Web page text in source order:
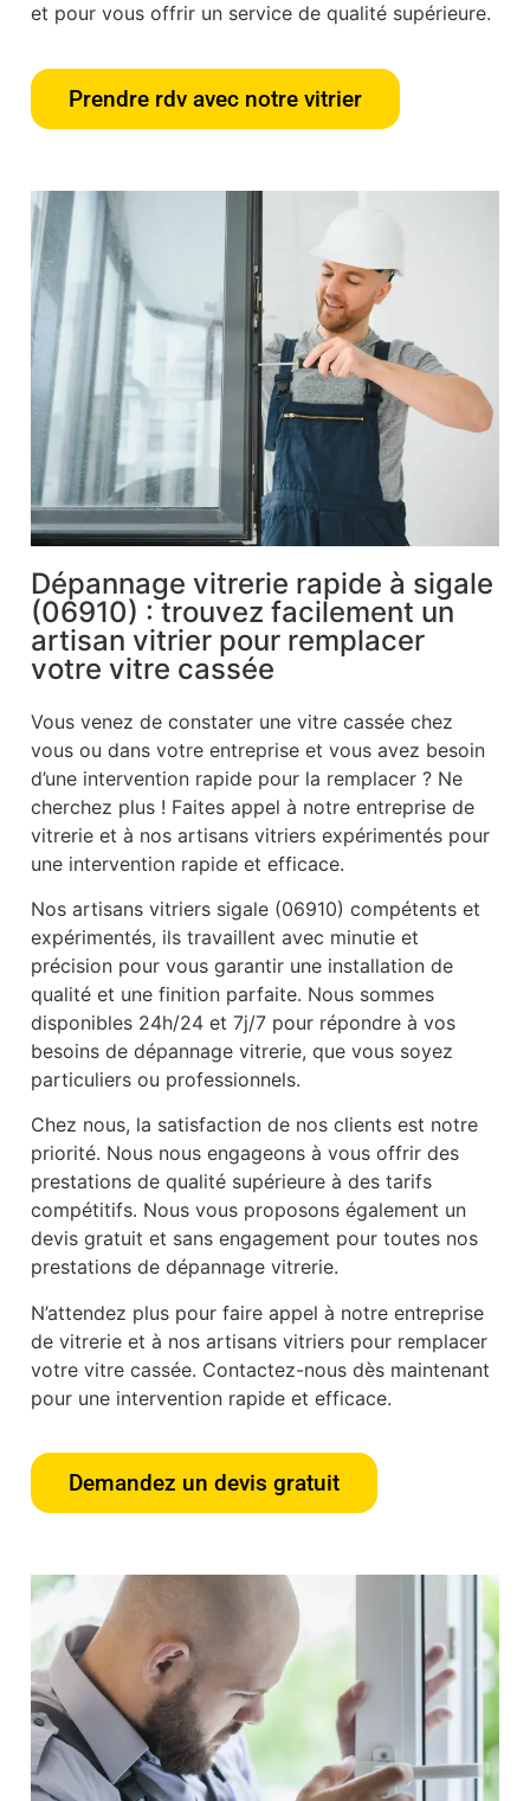
et pour vous offrir un service de qualité supérieure.
Prendre rdv avec notre vitrier
Dépannage vitrerie rapide à sigale
(06910) : trouvez facilement un
artisan vitrier pour remplacer
votre vitre cassée
Vous venez de constater une vitre cassée chez
vous ou dans votre entreprise et vous avez besoin
d’une intervention rapide pour la remplacer ? Ne
cherchez plus ! Faites appel à notre entreprise de
vitrerie et à nos artisans vitriers expérimentés pour
une intervention rapide et efficace.
Nos artisans vitriers sigale (06910) compétents et
expérimentés, ils travaillent avec minutie et
précision pour vous garantir une installation de
qualité et une finition parfaite. Nous sommes
disponibles 24h/24 et 7j/7 pour répondre à vos
besoins de dépannage vitrerie, que vous soyez
particuliers ou professionnels.
Chez nous, la satisfaction de nos clients est notre
priorité. Nous nous engageons à vous offrir des
prestations de qualité supérieure à des tarifs
compétitifs. Nous vous proposons également un
devis gratuit et sans engagement pour toutes nos
prestations de dépannage vitrerie.
N’attendez plus pour faire appel à notre entreprise
de vitrerie et à nos artisans vitriers pour remplacer
votre vitre cassée. Contactez-nous dès maintenant
pour une intervention rapide et efficace.
Demandez un devis gratuit